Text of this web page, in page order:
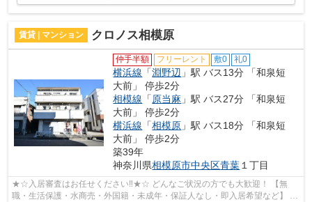
賃貸 | マンション クロノス相模原
仲手半額 フリーレント 敷0 礼0
横浜線 「淵野辺 」駅 バス13分 「和泉短
大前」 停歩2分
相模線 「原当麻 」駅 バス27分 「和泉短
大前」 停歩2分
横浜線 「相模原 」駅 バス18分 「和泉短
大前」 停歩2分
築39年
神奈川県相模原市中央区青葉１丁目
★☆入居審査はお任せください‼★☆ どんなご状況の方でも大歓迎！ 【無
職・生活保護・水商売・外国籍・未成年・保証人なし・即入居希望など】 ネ